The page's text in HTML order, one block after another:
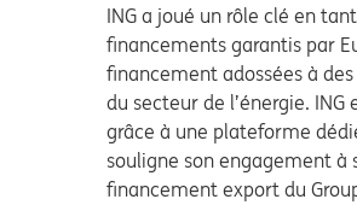
ING a joué un rôle clé en
financements garantis par
financement adossées à
du secteur de l’énergie.
grâce à une plateforme
souligne son engagement
financement export du